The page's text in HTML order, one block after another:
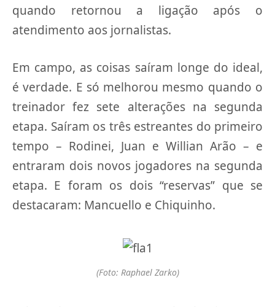
quando retornou a ligação após o
atendimento aos jornalistas.
Em campo, as coisas saíram longe do ideal,
é verdade. E só melhorou mesmo quando o
treinador fez sete alterações na segunda
etapa. Saíram os três estreantes do primeiro
tempo – Rodinei, Juan e Willian Arão – e
entraram dois novos jogadores na segunda
etapa. E foram os dois “reservas” que se
destacaram: Mancuello e Chiquinho.
(Foto: Raphael Zarko)